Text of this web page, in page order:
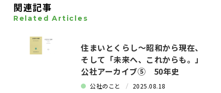
関連記事
Related Articles
住まいとくらし～昭和から現在、
そして「未来へ、これからも。」
公社アーカイブ⑤ 50年史
公社のこと 2025.08.18